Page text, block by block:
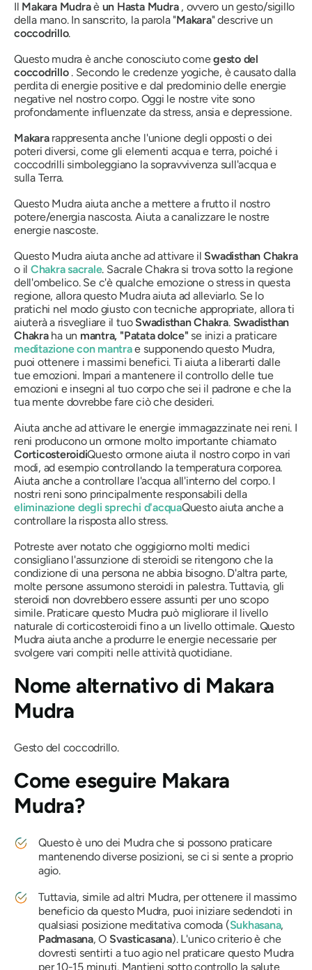
Il Makara Mudraè un Hasta Mudra, ovvero un gesto/sigillo
della mano. In sanscrito, la parola "Makara"descrive un
coccodrillo.
Questo mudra è anche conosciuto comegesto del
coccodrillo. Secondo le credenze yogiche, è causato dalla
perdita di energie positive e dal predominio delle energie
negative nel nostro corpo. Oggi le nostre vite sono
profondamente influenzate da stress, ansia e depressione.
Makararappresenta anche l'unione degli opposti o dei
poteri diversi, come gli elementi acqua e terra, poiché i
coccodrilli simboleggiano la sopravvivenza sull'acqua e
sulla Terra.
Questo Mudra aiuta anche a mettere a frutto il nostro
potere/energia nascosta. Aiuta a canalizzare le nostre
energie nascoste.
Questo Mudra aiuta anche ad attivare il Swadisthan Chakra
o il Chakrasacrale. SacraleChakrasi trova sotto la regione
dell'ombelico. Se c'è qualche emozione o stress in questa
regione, allora questo Mudraaiuta ad alleviarlo. Se lo
pratichi nel modo giusto con tecniche appropriate, allora ti
aiuterà a risvegliare il tuo SwadisthanChakra. Swadisthan
Chakraha un mantra, "Patata dolce" se inizi a praticare
meditazione con mantrae supponendo questo Mudra,
puoi ottenere i massimi benefici. Ti aiuta a liberarti dalle
tue emozioni. Impari a mantenere il controllo delle tue
emozioni e insegni al tuo corpo che sei il padrone e che la
tua mente dovrebbe fare ciò che desideri.
Aiuta anche ad attivare le energie immagazzinate nei reni. I
reni producono un ormone molto importante chiamato
CorticosteroidiQuesto ormone aiuta il nostro corpo in vari
modi, ad esempio controllando la temperatura corporea.
Aiuta anche a controllare l'acqua all'interno del corpo. I
nostri reni sono principalmente responsabili della
eliminazione degli sprechi d'acquaQuesto aiuta anche a
controllare la risposta allo stress.
Potreste aver notato che oggigiorno molti medici
consigliano l'assunzione di steroidi se ritengono che la
condizione di una persona ne abbia bisogno. D'altra parte,
molte persone assumono steroidi in palestra. Tuttavia, gli
steroidi non dovrebbero essere assunti per uno scopo
simile. Praticare questo Mudrapuò migliorare il livello
naturale di corticosteroidi fino a un livello ottimale. Questo
Mudraaiuta anche a produrre le energie necessarie per
svolgere vari compiti nelle attività quotidiane.
Nome alternativo di Makara
Mudra
Gesto del coccodrillo.
Come eseguire Makara
Mudra?
Questo è uno dei Mudrache si possono praticare
mantenendo diverse posizioni, se ci si sente a proprio
agio.
Tuttavia, simile ad altri Mudra, per ottenere il massimo
beneficio da questo Mudra, puoi iniziare sedendoti in
qualsiasi posizione meditativa comoda (Sukhasana,
Padmasana, O Svasticasana). L'unico criterio è che
dovresti sentirti a tuo agio nel praticare questo Mudra
per 10-15 minuti. Mantieni sotto controllo la salute